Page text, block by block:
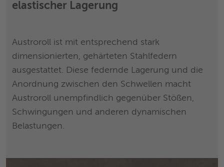
elastischer Lagerung
Austroroll ist mit entsprechend stark
dimensionierten, gehärteten Stahlfedern
ausgestattet. Diese federnde Lagerung und die
Anordnung zwischen den Schwellen macht
Austroroll unempfindlich gegenüber Stößen,
Schwingungen und anderen dynamischen
Belastungen.